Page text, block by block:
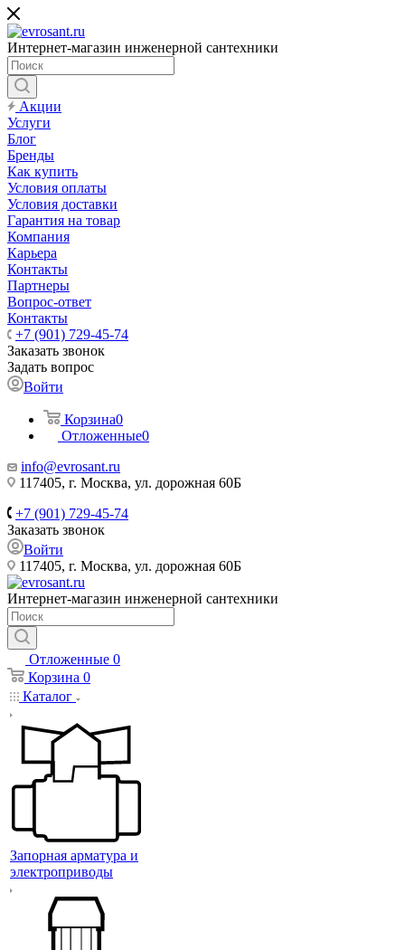
Интернет-магазин инженерной сантехники
Акции
Услуги
Блог
Бренды
Как купить
Условия оплаты
Условия доставки
Гарантия на товар
Компания
Карьера
Контакты
Партнеры
Вопрос-ответ
Контакты
+7 (901) 729-45-74
Заказать звонок
Задать вопрос
Войти
Корзина0
Отложенные0
info@evrosant.ru
117405, г. Москва, ул. дорожная 60Б
+7 (901) 729-45-74
Заказать звонок
Войти
117405, г. Москва, ул. дорожная 60Б
Интернет-магазин инженерной сантехники
Отложенные 0
Корзина 0
Каталог
Запорная арматура и
электроприводы